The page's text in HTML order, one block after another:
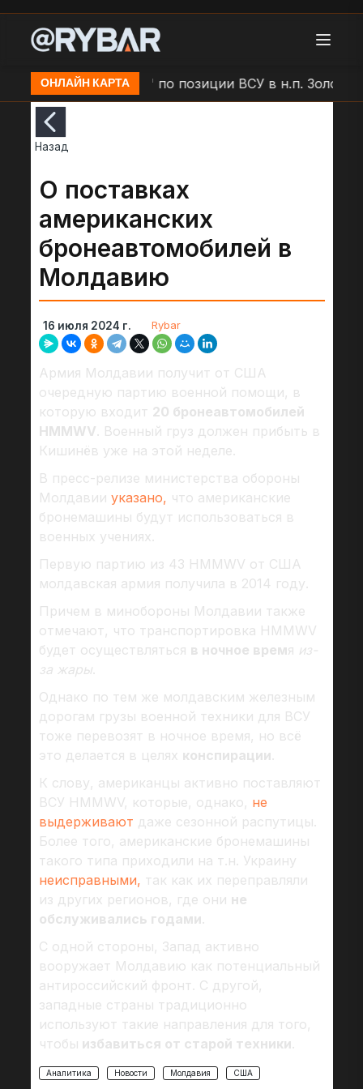
ОНЛАЙН КАРТА
Удар БЛА "Молния" по позиции ВСУ в н.п. Золочев
Назад
О поставках
американских
бронеавтомобилей в
Молдавию
16 июля 2024 г. Rybar
Армия Молдавии получит от США
очередную партию военной помощи, в
которую входит 20 бронеавтомобилей
HMMWV. Военный груз должен прибыть в
Кишинёв уже на этой неделе.
В пресс-релизе министерства обороны
Молдавии указано, что американские
бронемашины будут использоваться в
военных учениях.
Первую партию из 43 HMMWV от США
молдавская армия получила в 2014 году.
Причем в минобороны Молдавии также
отмечают, что транспортировка HMMWV
будет осуществляться в ночное время из-
за жары.
Однако по тем же молдавским железным
дорогам грузы военной техники для ВСУ
тоже перевозят в ночное время, но всё
это делается в целях конспирации.
К слову, американцы активно поставляют
ВСУ HMMWV, которые, однако, не
выдерживают даже сезонной распутицы.
Более того, американские бронемашины
такого типа приходили на т.н. Украину
неисправными, так как их переправляли
из других регионов, где они не
обслуживались годами.
С одной стороны, Запад активно
вооружает Молдавию как потенциальный
антироссийский фронт. С другой,
западные страны традиционно
используют такие направления для того,
чтобы избавиться от старой техники.
Аналитика Новости Молдавия США